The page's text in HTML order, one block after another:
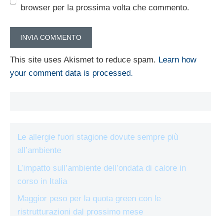
browser per la prossima volta che commento.
This site uses Akismet to reduce spam. Learn how
your comment data is processed.
Le allergie fuori stagione dovute sempre più
all’ambiente
L’impatto sull’ambiente dell’ondata di calore in
corso in Italia
Maggior peso per la quota green con le
ristrutturazioni dal prossimo mese